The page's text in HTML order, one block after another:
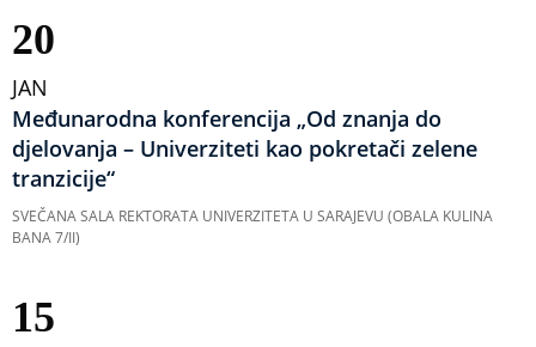
20
JAN
Međunarodna konferencija „Od znanja do
djelovanja – Univerziteti kao pokretači zelene
tranzicije“
SVEČANA SALA REKTORATA UNIVERZITETA U SARAJEVU (OBALA KULINA
BANA 7/II)
15